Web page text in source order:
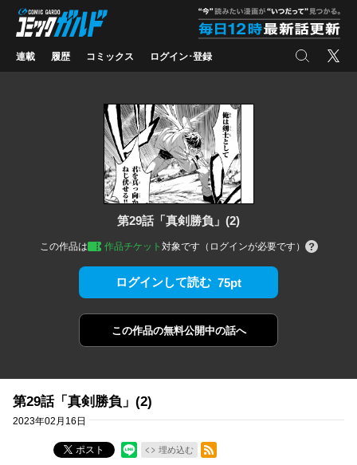
コミックガルド
連載 履歴 コミックス ログイン･登録 検索 X
第29話「真剣勝負」(2)
この作品は 作品チケット 対象です（ログインが必要です）
ログインして読む 75pt
この作品の無料公開中の話へ
第29話「真剣勝負」(2)
2023年02月16日
ポスト 埋め込む
RSSフィード